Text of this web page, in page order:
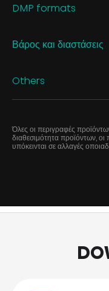
DMP formats
Βάρος και διαστάσεις
Others
Όλες οι περιγραφές
διαθεσιμότητα προϊόντων,
υπόκεινται σε αλλαγές